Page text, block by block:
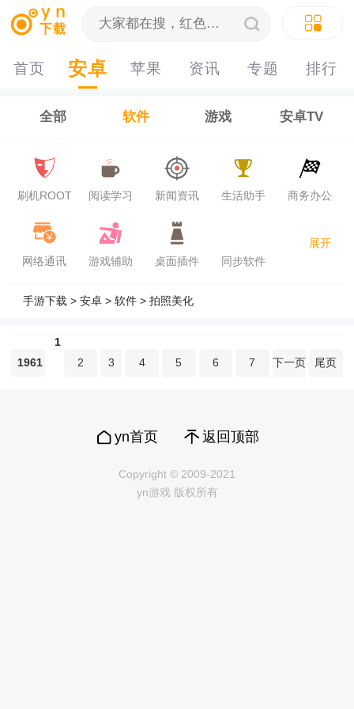
首页 安卓 苹果 资讯 专题 排行
榜
全部 软件 游戏 安卓TV
刷机ROOT 阅读学习 新闻资讯 生活助手 商务办公
网络通讯 游戏辅助 桌面插件 同步软件
展开
手游下载 > 安卓> 软件> 拍照美化
1961
1
2
3 4 5 6 7 下一页 尾页
yn首页 返回顶部
Copyright © 2009-2021
yn游戏 版权所有